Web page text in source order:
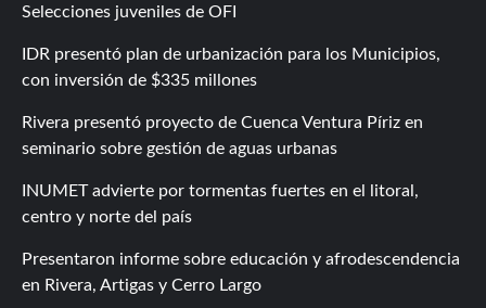
Selecciones juveniles de OFI
IDR presentó plan de urbanización para los Municipios,
con inversión de $335 millones
Rivera presentó proyecto de Cuenca Ventura Píriz en
seminario sobre gestión de aguas urbanas
INUMET advierte por tormentas fuertes en el litoral,
centro y norte del país
Presentaron informe sobre educación y afrodescendencia
en Rivera, Artigas y Cerro Largo